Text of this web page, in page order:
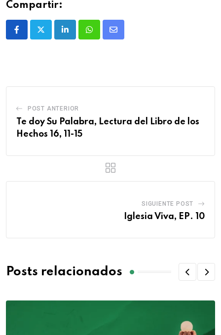
Compartir:
POST ANTERIOR
Te doy Su Palabra, Lectura del Libro de los
Hechos 16, 11-15
SIGUIENTE POST
Iglesia Viva, EP. 10
Posts relacionados